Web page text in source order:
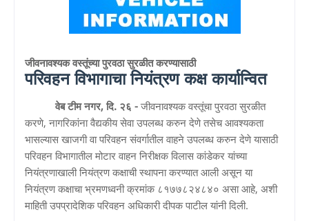
जीवनावश्यक वस्तूंच्या पुरवठा सुरळीत करण्यासाठी
परिवहन विभागाचा नियंत्रण कक्ष कार्यान्वित
वेब टीम नगर, दि. २६ - जीवनावश्यक वस्तूंचा पुरवठा सुरळीत
करणे, नागरिकांना वैद्यकीय सेवा उपलब्ध करुन देणे तसेच आवश्यकता
भासल्यास खाजगी वा परिवहन संवर्गातील वाहने उपलब्ध करुन देणे यासाठी
परिवहन विभागातील मोटार वाहन निरीक्षक विलास कांडेकर यांच्या
नियंत्रणाखाली नियंत्रण कक्षाची स्थापना करण्यात आली असून या
नियंत्रण कक्षाचा भ्रमणध्वनी क्रमांक ८१७७८२४८४० असा आहे, अशी
माहिती उपप्रादेशिक परिवहन अधिकारी दीपक पाटील यांनी दिली.